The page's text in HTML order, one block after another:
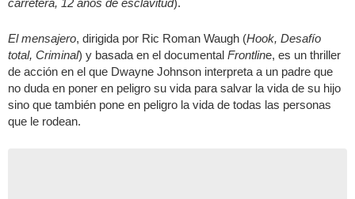
El mensajero, dirigida por Ric Roman Waugh (Hook, Desafío
total, Criminal) y basada en el documental Frontline, es un thriller
de acción en el que Dwayne Johnson interpreta a un padre que
no duda en poner en peligro su vida para salvar la vida de su hijo
sino que también pone en peligro la vida de todas las personas
que le rodean.